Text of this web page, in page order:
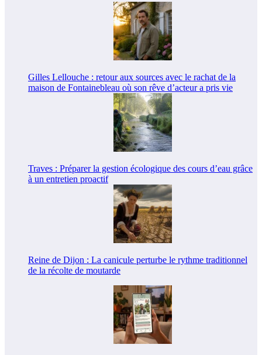
Gilles Lellouche : retour aux sources avec le rachat de la
maison de Fontainebleau où son rêve d’acteur a pris vie
Traves : Préparer la gestion écologique des cours d’eau grâce
à un entretien proactif
Reine de Dijon : La canicule perturbe le rythme traditionnel
de la récolte de moutarde